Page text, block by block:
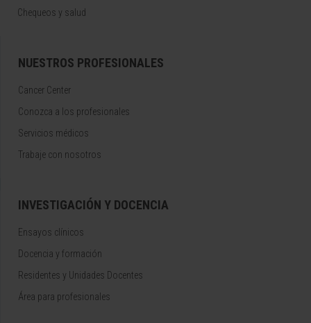
Chequeos y salud
NUESTROS PROFESIONALES
Cancer Center
Conozca a los profesionales
Servicios médicos
Trabaje con nosotros
INVESTIGACIÓN Y DOCENCIA
Ensayos clínicos
Docencia y formación
Residentes y Unidades Docentes
Área para profesionales